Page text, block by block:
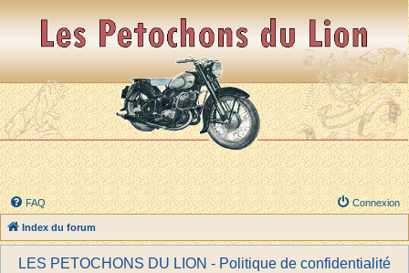
FAQ Connexion
Index du forum
LES PETOCHONS DU LION - Politique de confidentialité